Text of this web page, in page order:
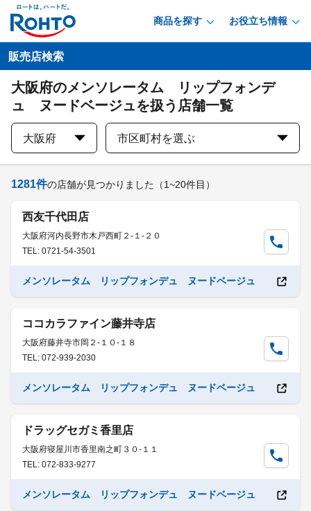
商品を探す お役立ち情報
販売店検索
大阪府のメンソレータム リップフォンデ
ュ ヌードベージュを扱う店舗一覧
大阪府 市区町村を選ぶ
1281件の店舗が見つかりました （1~20件目）
西友千代田店
大阪府河内長野市木戸西町２-１-２０
TEL: 0721-54-3501
メンソレータム リップフォンデュ ヌードベージュ
ココカラファイン藤井寺店
大阪府藤井寺市岡２-１０-１８
TEL: 072-939-2030
メンソレータム リップフォンデュ ヌードベージュ
ドラッグセガミ香里店
大阪府寝屋川市香里南之町３０-１１
TEL: 072-833-9277
メンソレータム リップフォンデュ ヌードベージュ